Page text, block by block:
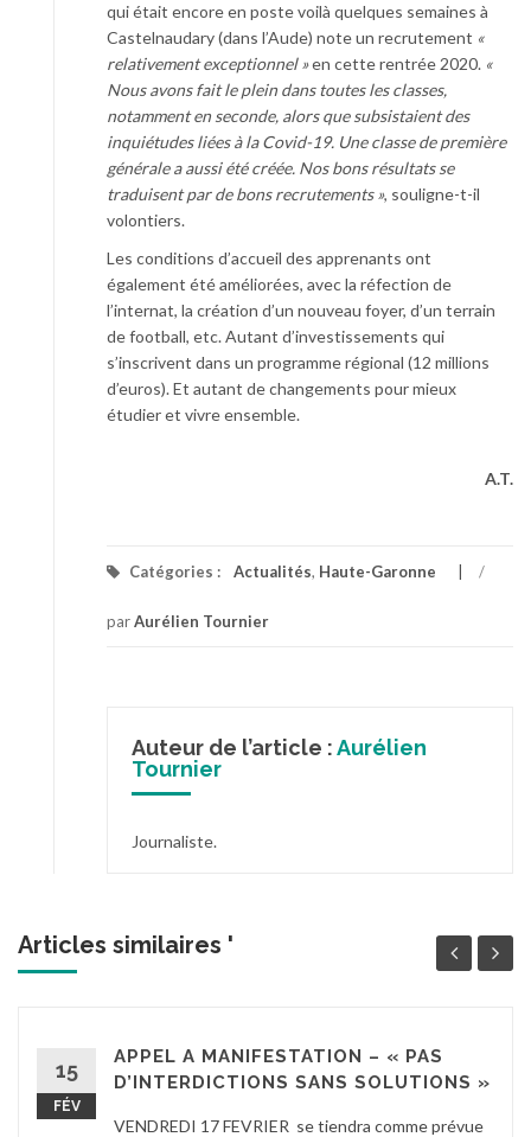
qui était encore en poste voilà quelques semaines à
Castelnaudary (dans l’Aude) note un recrutement «
relativement exceptionnel »en cette rentrée 2020. «
Nous avons fait le plein dans toutes les classes,
notamment en seconde, alors que subsistaient des
inquiétudes liées à la Covid-19. Une classe de première
générale a aussi été créée. Nos bons résultats se
traduisent par de bons recrutements », souligne-t-il
volontiers.
Les conditions d’accueil des apprenants ont
également été améliorées, avec la réfection de
l’internat, la création d’un nouveau foyer, d’un terrain
de football, etc. Autant d’investissements qui
s’inscrivent dans un programme régional (12 millions
d’euros). Et autant de changements pour mieux
étudier et vivre ensemble.
A.T.
Catégories : Actualités, Haute-Garonne /
parAurélien Tournier
Auteur de l’article :Aurélien
Tournier
Journaliste.
Articles similaires '
15
FÉV
APPEL A MANIFESTATION – « PAS
D’INTERDICTIONS SANS SOLUTIONS »
VENDREDI 17 FEVRIER se tiendra comme prévue